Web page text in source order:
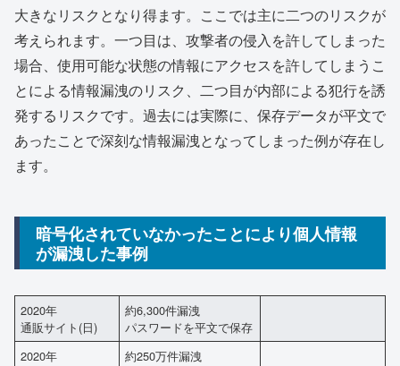
大きなリスクとなり得ます。ここでは主に二つのリスクが
考えられます。一つ目は、攻撃者の侵入を許してしまった
場合、使用可能な状態の情報にアクセスを許してしまうこ
とによる情報漏洩のリスク、二つ目が内部による犯行を誘
発するリスクです。過去には実際に、保存データが平文で
あったことで深刻な情報漏洩となってしまった例が存在し
ます。
暗号化されていなかったことにより個人情報
が漏洩した事例
2020年
通販サイト(日)
約6,300件漏洩
パスワードを平文で保存
2020年
約250万件漏洩